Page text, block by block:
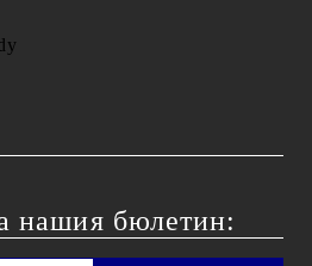
нашия бюлетин: